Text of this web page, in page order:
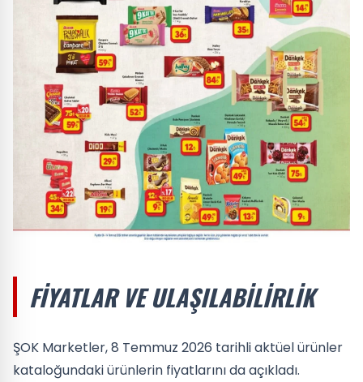
FIYATLAR VE ULAŞILABILIRLIK
ŞOK Marketler, 8 Temmuz 2026 tarihli aktüel ürünler
kataloğundaki ürünlerin fiyatlarını da açıkladı.